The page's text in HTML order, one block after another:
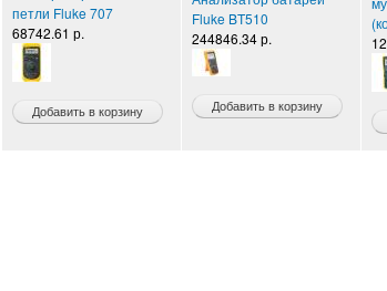
петли Fluke 707
68742.61 р.
Fluke BT510
244846.34 р.